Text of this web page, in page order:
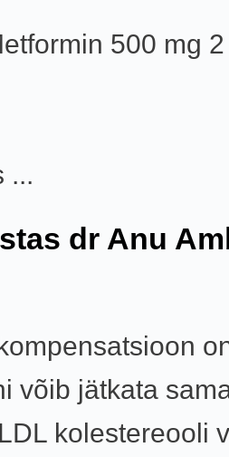
500 mg
...
dr Anu
võib jätkata
kolestereooli